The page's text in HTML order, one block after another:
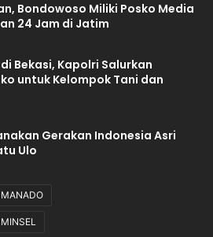
Bondowoso Miliki Posko Media
24 Jam di Jatim
Bekasi, Kapolri Salurkan
untuk Kelompok Tani dan
Gerakan Indonesia Asri
Ulo
MANADO